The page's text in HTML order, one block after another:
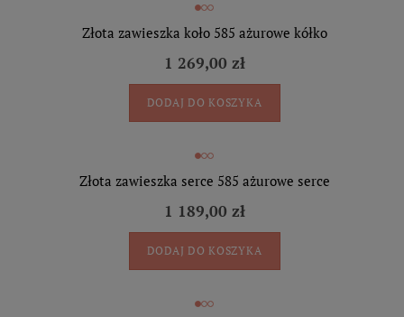
Złota zawieszka koło 585 ażurowe kółko
1 269,00 zł
DODAJ DO KOSZYKA
Złota zawieszka serce 585 ażurowe serce
1 189,00 zł
DODAJ DO KOSZYKA